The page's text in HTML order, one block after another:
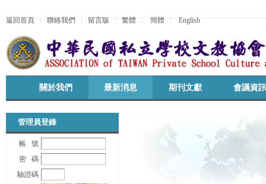
返回首頁 聯絡我們 留言版 繁體 簡體 English
關於我們 最新消息 期刊文獻 會議資訊
管理員登錄
帳 號
密 碼
驗證碼